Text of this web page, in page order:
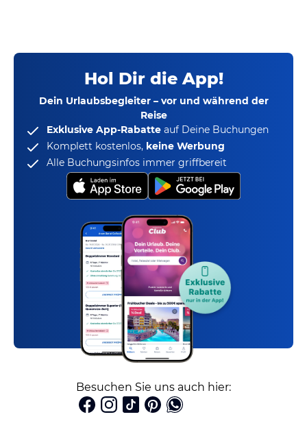
Hol Dir die App!
Dein Urlaubsbegleiter – vor und während der
Reise
Exklusive App-Rabatte auf Deine Buchungen
Komplett kostenlos, keine Werbung
Alle Buchungsinfos immer griffbereit
Besuchen Sie uns auch hier: